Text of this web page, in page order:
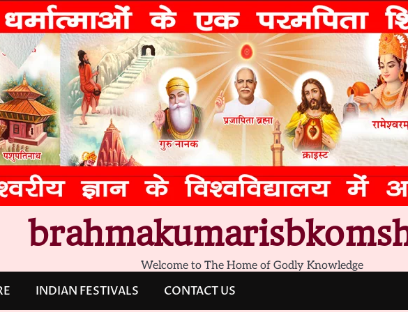
Welcome to The Home of Godly Knowledge
INDIAN FESTIVALS CONTACT US